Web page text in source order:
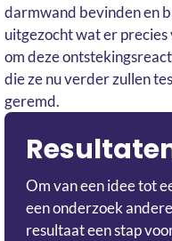
darmwand bevinden en
uitgezocht wat er
om deze
die ze nu verder zullen
geremd.
Om van een idee tot
een onderzoek
resultaat een stap